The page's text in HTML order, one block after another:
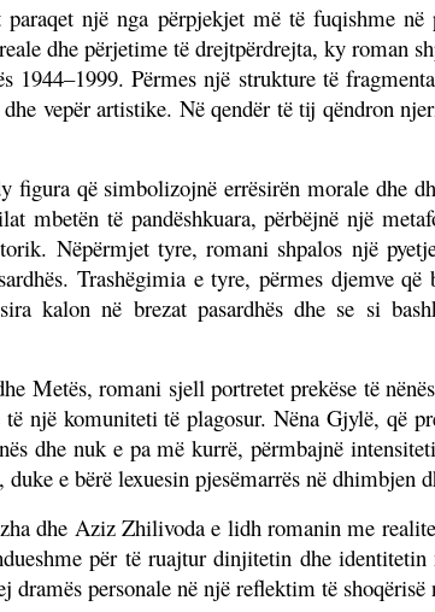
një nga përpjekjet më të fuqishme në
dhe përjetime të drejtpërdrejta, ky roman
1944–1999. Përmes një strukture të
vepër artistike. Në qendër të tij qëndron
që simbolizojnë errësirën morale dhe
mbetën të pandëshkuara, përbëjnë një
Nëpërmjet tyre, romani shpalos një
Trashëgimia e tyre, përmes djemve
kalon në brezat pasardhës dhe se si
Metës, romani sjell portretet prekëse të
të një komuniteti të plagosur. Nëna Gjylë, që
dhe nuk e pa më kurrë, përmbajnë
e bërë lexuesin pjesëmarrës në
dhe Aziz Zhilivoda e lidh romanin me
për të ruajtur dinjitetin dhe
dramës personale në një reflektim të shoqërisë